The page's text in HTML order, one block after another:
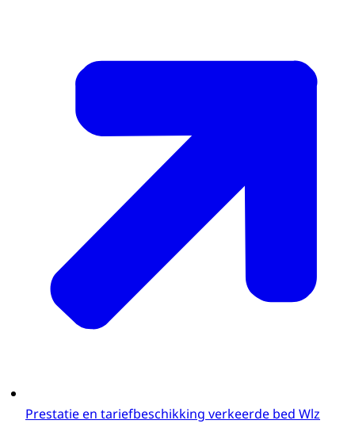
Prestatie en tariefbeschikking verkeerde bed Wlz